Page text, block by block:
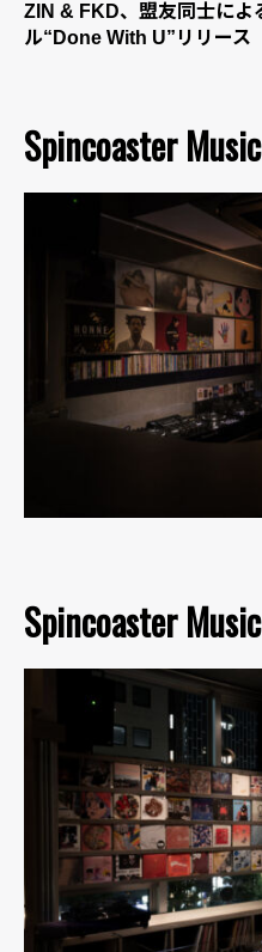
ZIN & FKD、盟友同士によ
ル“Done With U”リリース
Spincoaster
Spincoaster